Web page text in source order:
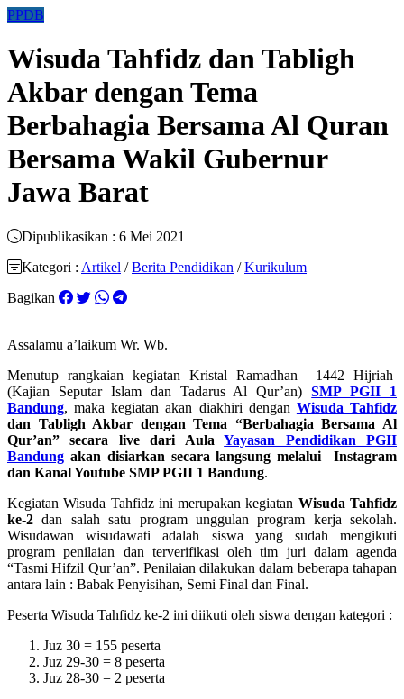
PPDB
Wisuda Tahfidz dan Tabligh
Akbar dengan Tema
Berbahagia Bersama Al Quran
Bersama Wakil Gubernur
Jawa Barat
Dipublikasikan : 6 Mei 2021
Kategori : Artikel /Berita Pendidikan /Kurikulum
Bagikan
Assalamu a’laikum Wr. Wb.
Menutup rangkaian kegiatan Kristal Ramadhan 1442 Hijriah
(Kajian Seputar Islam dan Tadarus Al Qur’an)SMP PGII 1
Bandung, maka kegiatan akan diakhiri dengan Wisuda Tahfidz
dan Tabligh Akbar dengan Tema “Berbahagia Bersama Al
Qur’an” secara live dari AulaYayasan Pendidikan PGII
Bandung akan disiarkan secara langsung melalui Instagram
dan Kanal Youtube SMP PGII 1 Bandung.
Kegiatan Wisuda Tahfidz ini merupakan kegiatan Wisuda Tahfidz
ke-2 dan salah satu program unggulan program kerja sekolah.
Wisudawan wisudawati adalah siswa yang sudah mengikuti
program penilaian dan terverifikasi oleh tim juri dalam agenda
“Tasmi Hifzil Qur’an”. Penilaian dilakukan dalam beberapa tahapan
antara lain : Babak Penyisihan, Semi Final dan Final.
Peserta Wisuda Tahfidz ke-2 ini diikuti oleh siswa dengan kategori :
Juz 30 = 155 peserta
Juz 29-30 = 8 peserta
Juz 28-30 = 2 peserta